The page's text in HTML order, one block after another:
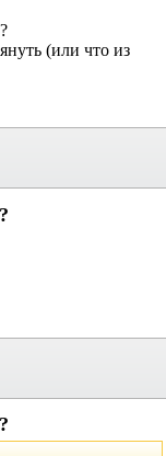
?
(или что из